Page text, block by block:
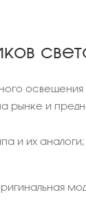
рынке и
и их аналоги;